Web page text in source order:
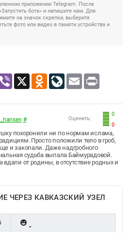
приложении Telegram. После
бота» и напишите нам. Для
на значок скрепки, выберите
фото или видео в памяти устройства и
Viber X Odnoklassniki
LiveJournal
Email Print
0
0
Оценить:
#
похоронили ни по нормам ислама,
Просто положили тело в гроб,
и закопали. Даже надгробного
судьба выпала Баймурадовой.
вдали от родины, в отсутствие родных и
ЧЕРЕЗ КАВКАЗСКИЙ УЗЕЛ